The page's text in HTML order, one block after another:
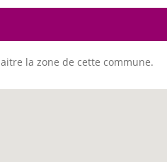
la zone de cette commune.